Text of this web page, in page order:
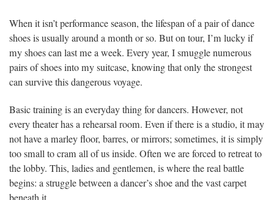
When it isn’t performance season, the lifespan of a pair of dance
shoes is usually around a month or so. But on tour, I’m lucky if
my shoes can last me a week. Every year, I smuggle numerous
pairs of shoes into my suitcase, knowing that only the strongest
can survive this dangerous voyage.
Basic training is an everyday thing for dancers. However, not
every theater has a rehearsal room. Even if there is a studio, it may
not have a marley floor, barres, or mirrors; sometimes, it is simply
too small to cram all of us inside. Often we are forced to retreat to
the lobby. This, ladies and gentlemen, is where the real battle
begins: a struggle between a dancer’s shoe and the vast carpet